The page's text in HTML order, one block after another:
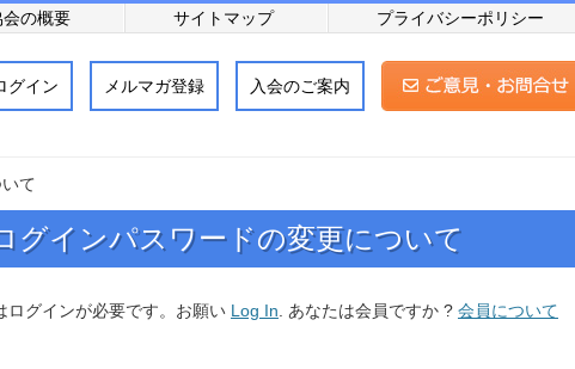
の概要 サイトマップ プライバシーポリシー
グイン メルマガ登録 入会のご案内
て
グインパスワードの変更について
ログインが必要です。お願い Log In . あなたは会員ですか ? 会員について